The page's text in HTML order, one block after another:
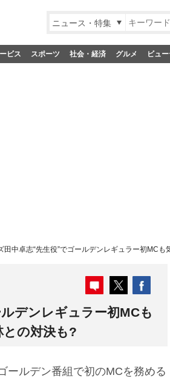
ニュース・特集
ビス スポーツ 社会・経済 グルメ ビュー
田中卓志“先生役”でゴールデンレギュラー初MC
デンレギュラー初MCも
との対決も?
ールデン番組で初のMCを務める